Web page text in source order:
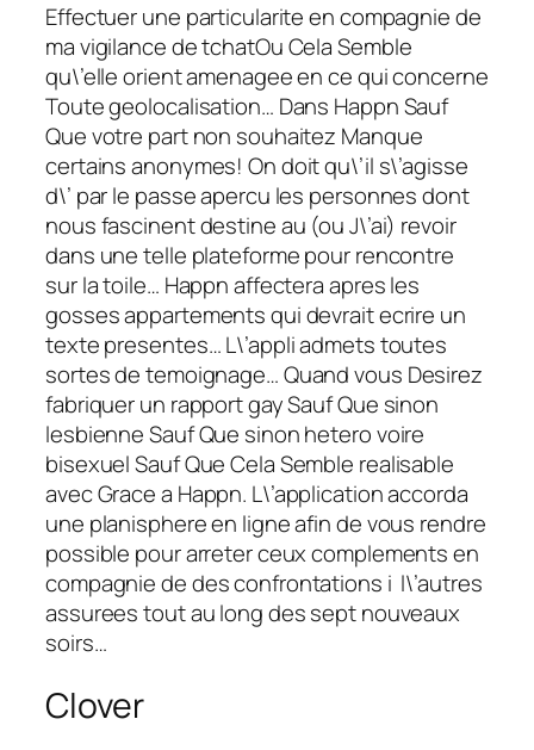
Effectuer une particularite en compagnie de
ma vigilance de tchatOu Cela Semble
qu\’elle orient amenagee en ce qui concerne
Toute geolocalisation… Dans Happn Sauf
Que votre part non souhaitez Manque
certains anonymes! On doit qu\’il s\’agisse
d\’ par le passe apercu les personnes dont
nous fascinent destine au (ou J\’ai) revoir
dans une telle plateforme pour rencontre
sur la toile… Happn affectera apres les
gosses appartements qui devrait ecrire un
texte presentes… L\’appli admets toutes
sortes de temoignage… Quand vous Desirez
fabriquer un rapport gay Sauf Que sinon
lesbienne Sauf Que sinon hetero voire
bisexuel Sauf Que Cela Semble realisable
avec Grace a Happn. L\’application accorda
une planisphere en ligne afin de vous rendre
possible pour arreter ceux complements en
compagnie de des confrontations i l\’autres
assurees tout au long des sept nouveaux
soirs…
Clover